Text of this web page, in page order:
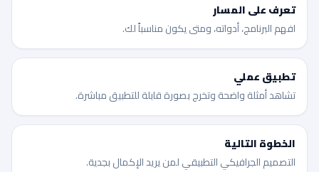
تعرف على المسار
افهم البرنامج، أدواته، ومتى يكون مناسباً لك.
تطبيق عملي
تشاهد أمثلة واضحة وتخرج بصورة قابلة للتطبيق مباشرة.
الخطوة التالية
التصميم الجرافيكي التطبيقي لمن يريد الإكمال بجدية.